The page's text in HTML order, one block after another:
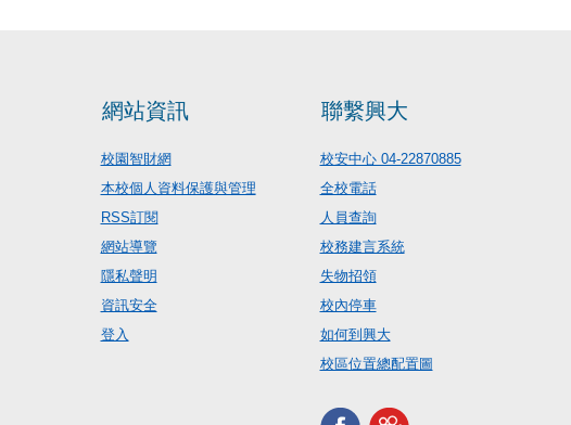
網站資訊
校園智財網
本校個人資料保護與管理
RSS訂閱
網站導覽
隱私聲明
資訊安全
登入
聯繫興大
校安中心 04-22870885
全校電話
人員查詢
校務建言系統
失物招領
校內停車
如何到興大
校區位置總配置圖